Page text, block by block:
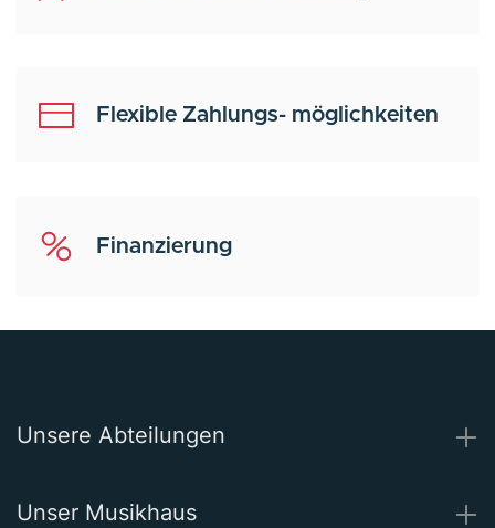
Flexible Zahlungs- möglichkeiten
Finanzierung
Unsere Abteilungen
Unser Musikhaus